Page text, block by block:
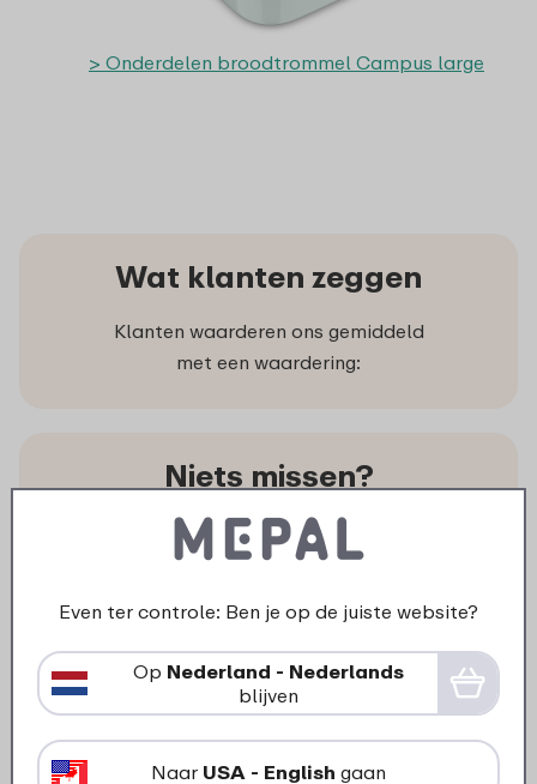
> Onderdelen broodtrommel Campus large
Wat klanten zeggen
Klanten waarderen ons gemiddeld
met een waardering:
Niets missen?
Als eerste op de hoogte van
acties en nieuwe producten.
Even ter controle: Ben je op de juiste website?
Op Nederland - Nederlands
blijven
Naar USA - English gaan